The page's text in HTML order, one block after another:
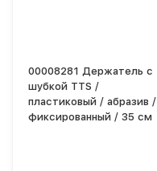
00008281 Держатель с
шубкой TTS /
пластиковый / абразив /
фиксированный / 35 см